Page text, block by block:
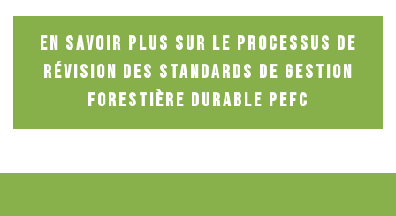
En savoir plus sur le processus de
révision des standards de gestion
forestière durable PEFC